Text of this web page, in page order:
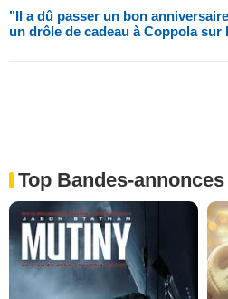
"Il a dû passer un bon
un drôle de cadeau à Coppola sur
Top Bandes-annonces